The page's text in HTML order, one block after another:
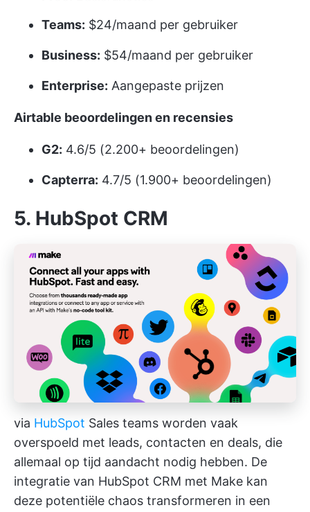
Teams: $24/maand per gebruiker
Business: $54/maand per gebruiker
Enterprise: Aangepaste prijzen
Airtable beoordelingen en recensies
G2: 4.6/5 (2.200+ beoordelingen)
Capterra: 4.7/5 (1.900+ beoordelingen)
5. HubSpot CRM
via HubSpot Sales teams worden vaak
overspoeld met leads, contacten en deals, die
allemaal op tijd aandacht nodig hebben. De
integratie van HubSpot CRM met Make kan
deze potentiële chaos transformeren in een